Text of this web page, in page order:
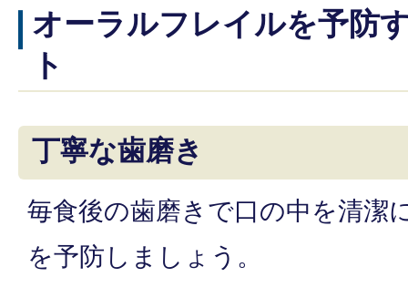
オーラルフレイルを予防
ト
丁寧な歯磨き
毎食後の歯磨きで口の中を清潔
を予防しましょう。